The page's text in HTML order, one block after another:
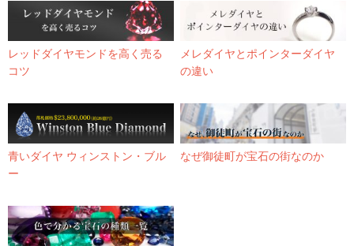
レッドダイヤモンドを高く売る
コツ
メレダイヤとポインターダイヤ
の違い
青いダイヤ ウィンストン・ブル
ー
なぜ御徒町が宝石の街なのか